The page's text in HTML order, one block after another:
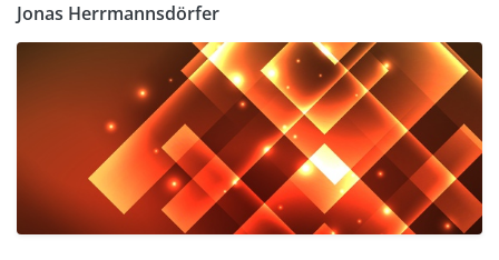
Jonas Herrmannsdörfer